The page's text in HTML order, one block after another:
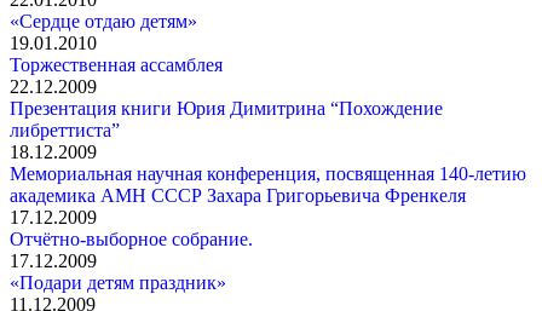
«Сердце отдаю детям»
19.01.2010
Торжественная ассамблея
22.12.2009
Презентация книги Юрия Димитрина “Похождение
либреттиста”
18.12.2009
Мемориальная научная конференция, посвященная 140-летию
академика АМН СССР Захара Григорьевича Френкеля
17.12.2009
Отчётно-выборное cобрание.
17.12.2009
«Подари детям праздник»
11.12.2009